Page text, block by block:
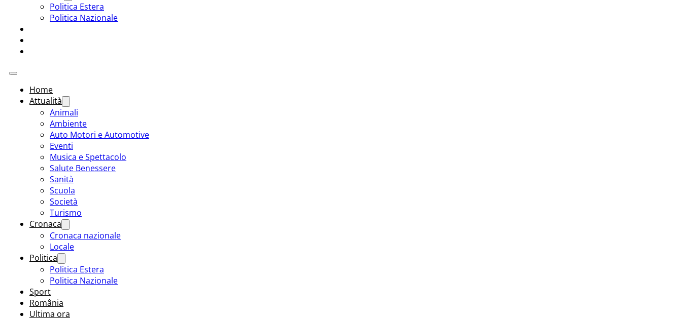
Politica Estera
Politica Nazionale
Home
Attualità
Animali
Ambiente
Auto Motori e Automotive
Eventi
Musica e Spettacolo
Salute Benessere
Sanità
Scuola
Società
Turismo
Cronaca
Cronaca nazionale
Locale
Politica
Politica Estera
Politica Nazionale
Sport
România
Ultima ora